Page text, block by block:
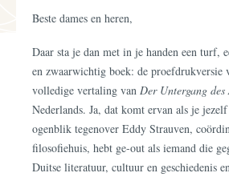
Beste dames en heren,
Daar sta je dan met in je handen een turf,
en zwaarwichtig boek: de proefdrukversie
volledige vertaling van Der Untergang des
Nederlands. Ja, dat komt ervan als je
ogenblik tegenover Eddy Strauven,
filosofiehuis, hebt ge-out als iemand die
Duitse literatuur, cultuur en geschiedenis